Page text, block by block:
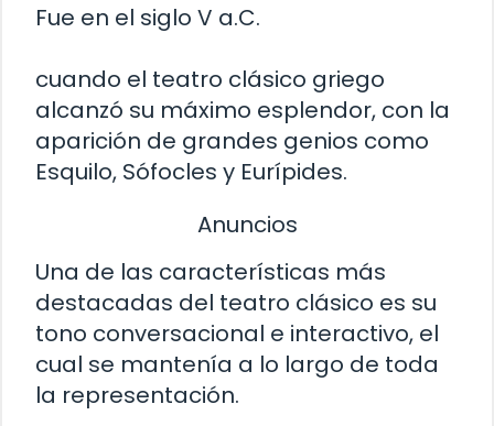
Fue en el siglo V a.C.
cuando el teatro clásico griego
alcanzó su máximo esplendor, con la
aparición de grandes genios como
Esquilo, Sófocles y Eurípides.
Anuncios
Una de las características más
destacadas del teatro clásico es su
tono conversacional e interactivo, el
cual se mantenía a lo largo de toda
la representación.